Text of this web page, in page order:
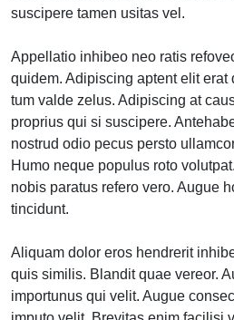
suscipere tamen usitas vel.
Appellatio inhibeo neo ratis
quidem. Adipiscing aptent elit
tum valde zelus. Adipiscing at
proprius qui si suscipere.
nostrud odio pecus persto
Humo neque populus roto
nobis paratus refero vero. Augue
tincidunt.
Aliquam dolor eros hendrerit
quis similis. Blandit quae vereor.
importunus qui velit. Augue